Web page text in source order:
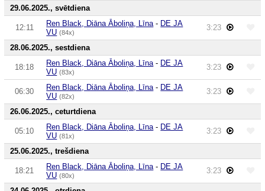
29.06.2025., svētdiena
12:11 Ren Black, Diāna Āboliņa, Līna - DE JA
VU (84x)
3:23
28.06.2025., sestdiena
18:18 Ren Black, Diāna Āboliņa, Līna - DE JA
VU (83x)
3:23
06:30 Ren Black, Diāna Āboliņa, Līna - DE JA
VU (82x)
3:23
26.06.2025., ceturtdiena
05:10 Ren Black, Diāna Āboliņa, Līna - DE JA
VU (81x)
3:23
25.06.2025., trešdiena
18:21 Ren Black, Diāna Āboliņa, Līna - DE JA
VU (80x)
3:23